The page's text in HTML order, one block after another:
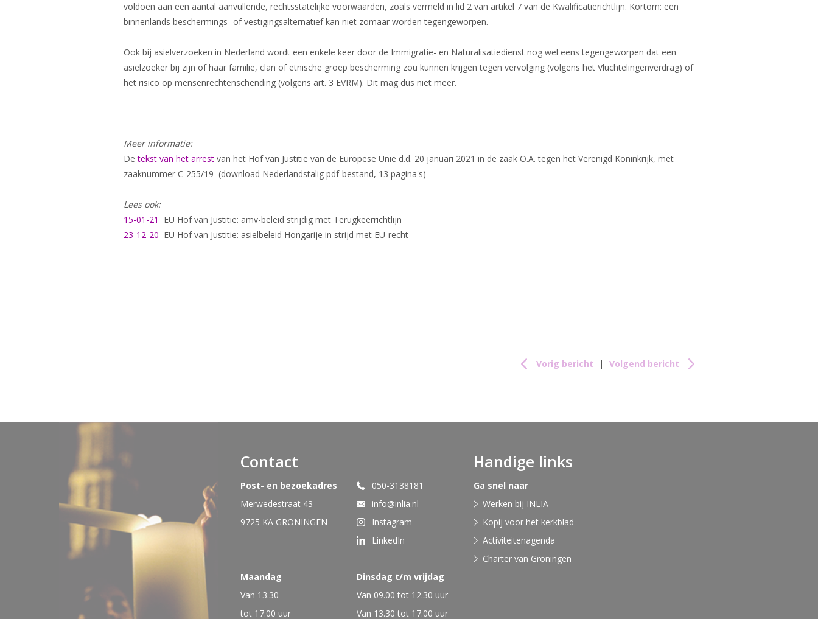
voldoen aan een aantal aanvullende, rechtsstatelijke voorwaarden, zoals vermeld in lid 2 van artikel 7 van de Kwalificatierichtlijn. Kortom: een
binnenlands beschermings- of vestigingsalternatief kan niet zomaar worden tegengeworpen.
Ook bij asielverzoeken in Nederland wordt een enkele keer door de Immigratie- en Naturalisatiedienst nog wel eens tegengeworpen dat een
asielzoeker bij zijn of haar familie, clan of etnische groep bescherming zou kunnen krijgen tegen vervolging (volgens het Vluchtelingenverdrag) of
het risico op mensenrechtenschending (volgens art. 3 EVRM). Dit mag dus niet meer.
Meer informatie:
Detekst van het arrestvan het Hof van Justitie van de Europese Unie d.d. 20 januari 2021 in de zaak O.A. tegen het Verenigd Koninkrijk, met
zaaknummer C-255/19 (download Nederlandstalig pdf-bestand, 13 pagina's)
Lees ook:
15-01-21
EU Hof van Justitie: amv-beleid strijdig met Terugkeerrichtlijn
23-12-20 EU Hof van Justitie: asielbeleid Hongarije in strijd met EU-recht
Vorig bericht | Volgend bericht
Contact
Post- en bezoekadres
Merwedestraat 43
9725 KA GRONINGEN
050-3138181
info@inlia.nl
Instagram
LinkedIn
Maandag
Van 13.30
tot 17.00 uur
Dinsdag t/m vrijdag
Van 09.00 tot 12.30 uur
Van 13.30 tot 17.00 uur
Handige links
Ga snel naar
Werken bij INLIA
Kopij voor het kerkblad
Activiteitenagenda
Charter van Groningen